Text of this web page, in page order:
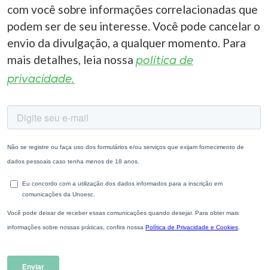
com você sobre informações correlacionadas que
podem ser de seu interesse. Você pode cancelar o
envio da divulgação, a qualquer momento. Para
mais detalhes, leia nossa política de
privacidade.